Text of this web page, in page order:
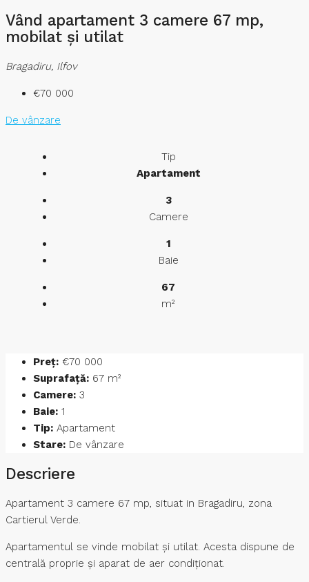
Vând apartament 3 camere 67 mp,
mobilat și utilat
Bragadiru, Ilfov
€70 000
De vânzare
Tip
Apartament
3
Camere
1
Baie
67
m²
Preț: €70 000
Suprafață: 67 m²
Camere: 3
Baie: 1
Tip: Apartament
Stare: De vânzare
Descriere
Apartament 3 camere 67 mp, situat in Bragadiru, zona
Cartierul Verde.
Apartamentul se vinde mobilat și utilat. Acesta dispune de
centrală proprie și aparat de aer condiționat.